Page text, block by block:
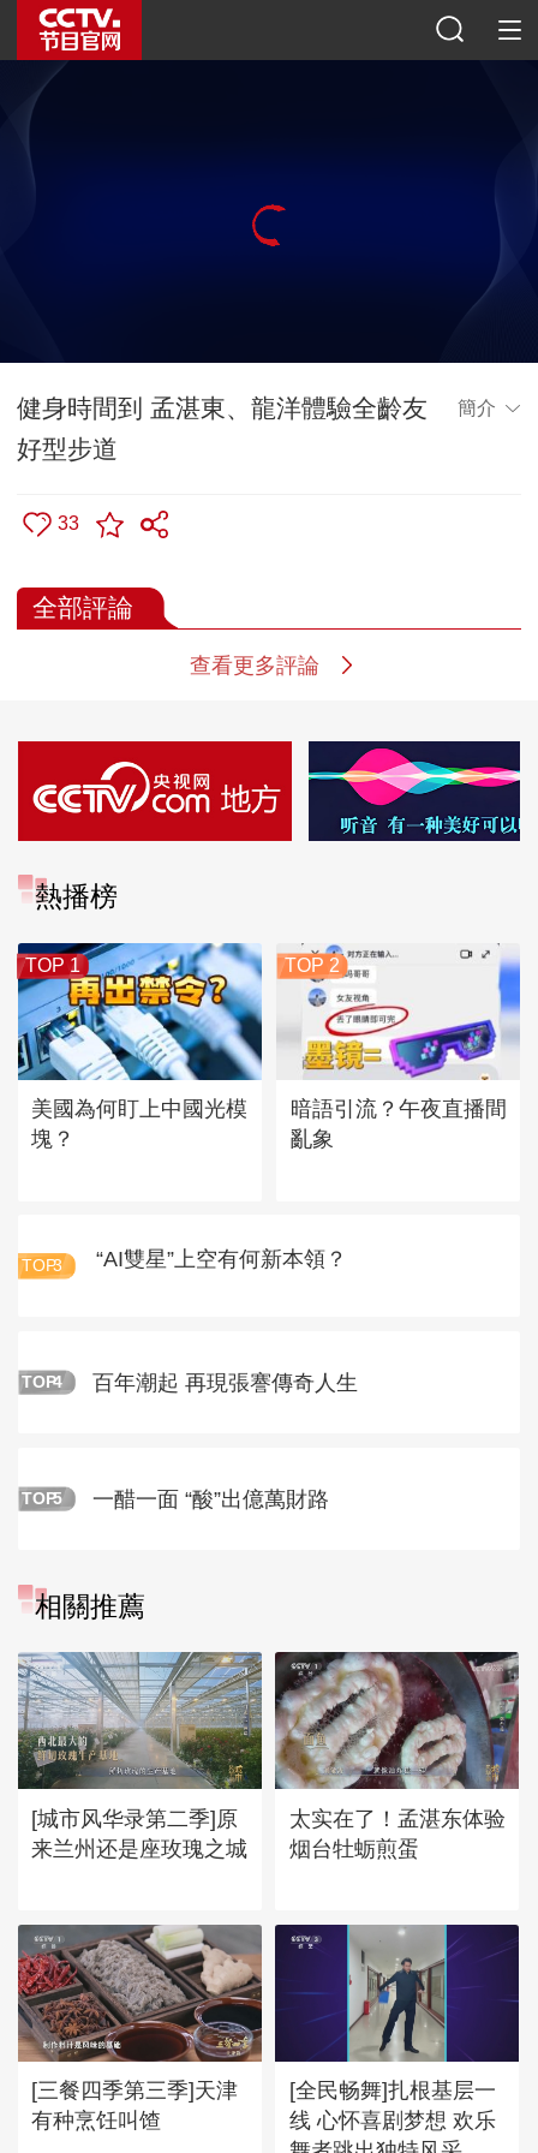
健身時間到 孟湛東、龍洋體驗全齡友
好型步道
簡介
33
全部評論
查看更多評論
熱播榜
TOP 1
美國為何盯上中國光模
塊？
TOP 2
暗語引流？午夜直播間
亂象
TOP3 “AI雙星”上空有何新本領？
TOP4 百年潮起 再現張謇傳奇人生
TOP5 一醋一面 “酸”出億萬財路
相關推薦
[城市风华录第二季]原
来兰州还是座玫瑰之城
太实在了！孟湛东体验
烟台牡蛎煎蛋
[三餐四季第三季]天津
有种烹饪叫馇
[全民畅舞]扎根基层一
线 心怀喜剧梦想 欢乐